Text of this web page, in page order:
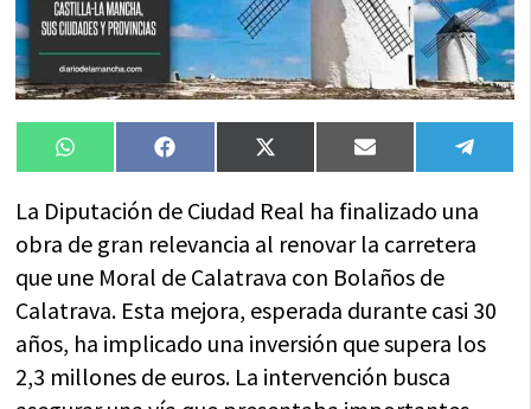
Compartir
en
WhatsAppCompartir
en
FacebookCompartir
en
X
(Twitter)
Compartir
en
Email
en
La Diputación de Ciudad Real ha finalizado una
obra de gran relevancia al renovar la carretera
que une Moral de Calatrava con Bolaños de
Calatrava. Esta mejora, esperada durante casi 30
años, ha implicado una inversión que supera los
2,3 millones de euros. La intervención busca